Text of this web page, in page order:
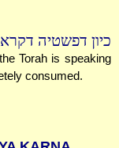
כיון דפשטיה
Torah is speaking
consumed.